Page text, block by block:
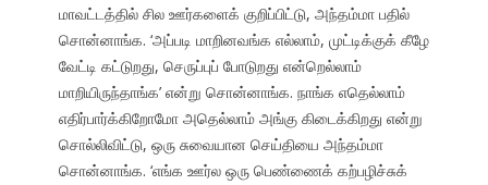
மாவட்டத்தில் சில ஊர்களைக் குறிப்பிட்டு, அந்தம்மா பதில்
சொன்னாங்க. ‘அப்படி மாறினவங்க எல்லாம், முட்டிக்குக் கீழே
வேட்டி கட்டுறது, செருப்புப் போடுறது என்றெல்லாம்
மாறியிருந்தாங்க’ என்று சொன்னாங்க. நாங்க எதெல்லாம்
எதிர்பார்க்கிறோமோ அதெல்லாம் அங்கு கிடைக்கிறது என்று
சொல்லிவிட்டு, ஒரு சுவையான செய்தியை அந்தம்மா
சொன்னாங்க. ‘எங்க ஊர்ல ஒரு பெண்ணைக் கற்பழிச்சுக்